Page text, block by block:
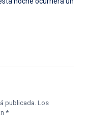
publicada. Los
*